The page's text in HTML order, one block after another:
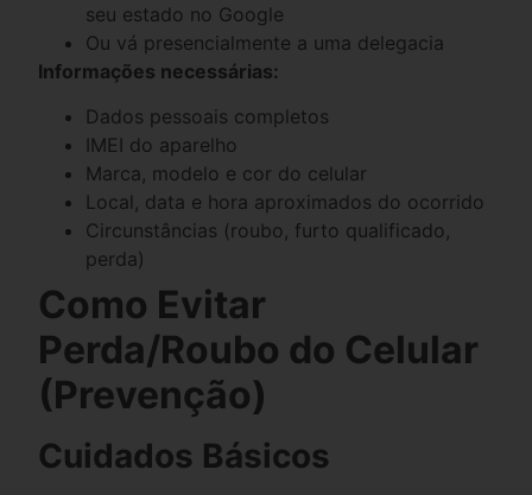
seu estado no Google
Ou vá presencialmente a uma delegacia
Informações necessárias:
Dados pessoais completos
IMEI do aparelho
Marca, modelo e cor do celular
Local, data e hora aproximados do ocorrido
Circunstâncias (roubo, furto qualificado,
perda)
Como Evitar
Perda/Roubo do Celular
(Prevenção)
Cuidados Básicos